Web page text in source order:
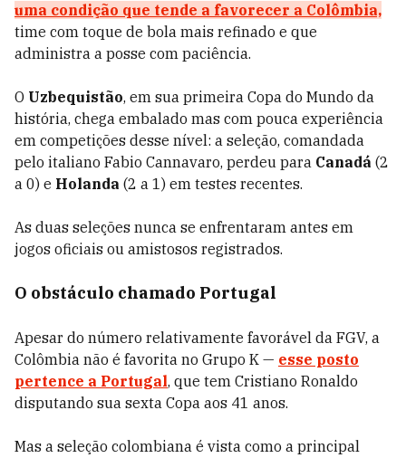
uma condição que tende a favorecer a Colômbia,
time com toque de bola mais refinado e que
administra a posse com paciência.
O Uzbequistão, em sua primeira Copa do Mundo da
história, chega embalado mas com pouca experiência
em competições desse nível: a seleção, comandada
pelo italiano Fabio Cannavaro, perdeu para Canadá (2
a 0) e Holanda (2 a 1) em testes recentes.
As duas seleções nunca se enfrentaram antes em
jogos oficiais ou amistosos registrados.
O obstáculo chamado Portugal
Apesar do número relativamente favorável da FGV, a
Colômbia não é favorita no Grupo K — esse posto
pertence a Portugal, que tem Cristiano Ronaldo
disputando sua sexta Copa aos 41 anos.
Mas a seleção colombiana é vista como a principal